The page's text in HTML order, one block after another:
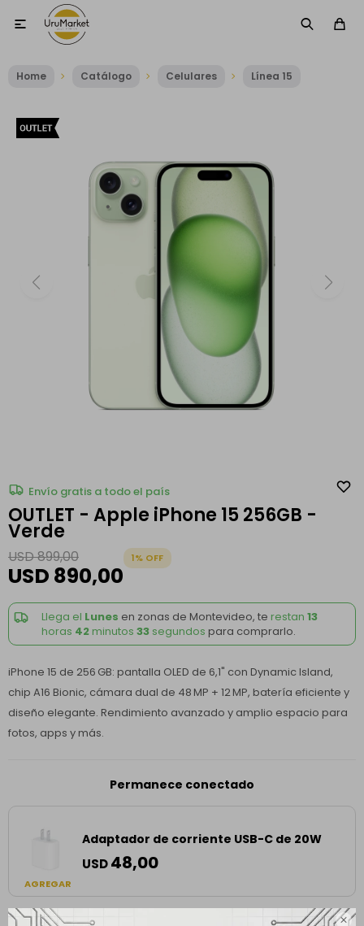


Home Catálogo Celulares Línea 15
Envío gratis a todo el país
OUTLET - Apple iPhone 15 256GB -
Verde
USD 890,00
USD899,00 1
Llega el Lunes en zonas de Montevideo, te restan 13
horas 42 minutos 33 segundos para comprarlo.
iPhone 15 de 256 GB: pantalla OLED de 6,1" con Dynamic Island,
chip A16 Bionic, cámara dual de 48 MP + 12 MP, batería eficiente y
diseño elegante. Rendimiento avanzado y amplio espacio para
fotos, apps y más.
Permanece conectado
AGREGAR
Adaptador de corriente USB-C de 20W
USD48,00